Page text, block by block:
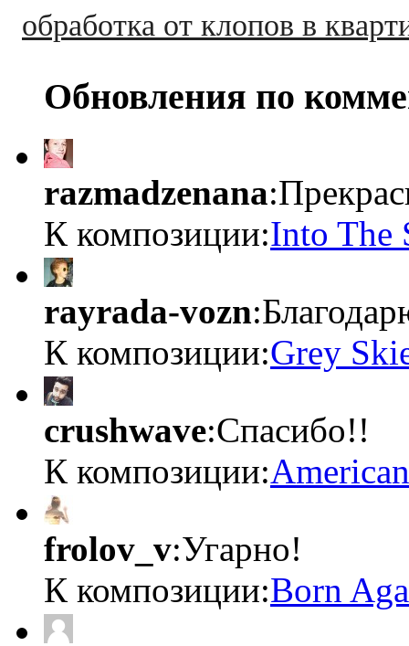
обработка от клопов в
Обновления по
razmadzenana
К композиции:Into The
rayrada-vozn
К композиции:Grey
crushwave:Спасибо!!
К композиции:
frolov_v:Угарно!
К композиции:Born